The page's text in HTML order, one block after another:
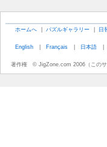
ホームへ | パズルギャラリー | 日
English | Français | 日本語 |
著作権 © JigZone.com 2006（このサ